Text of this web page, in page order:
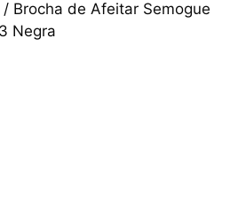
/ Brocha de Afeitar Semogue
Negra